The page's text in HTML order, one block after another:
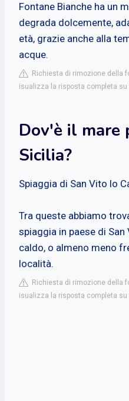
Fontane Bianche ha un
degrada dolcemente,
età, grazie anche alla
acque.
Richiesta di rimozione della
isualizza la risposta completa
Dov'è il mare
Sicilia?
Spiaggia di San Vito lo
Tra queste abbiamo
spiaggia in paese di
caldo, o almeno meno
località.
Richiesta di rimozione della
isualizza la risposta completa su